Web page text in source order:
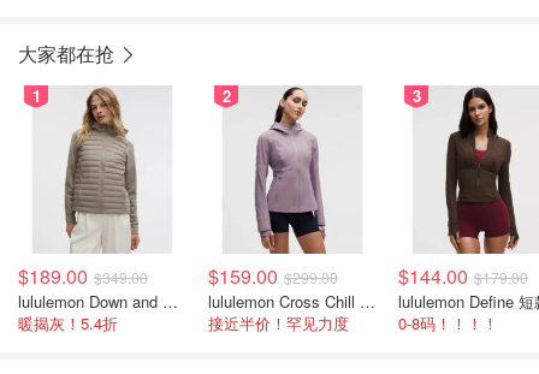
大家都在抢
1
$189.00 $349.00
lululemon Down and Around 羽绒夹克
暖揭灰！5.4折
2
$159.00 $299.00
lululemon Cross Chill 女士运动外套
接近半价！罕见力度
3
$144.00 $179.00
0-8码！！！！